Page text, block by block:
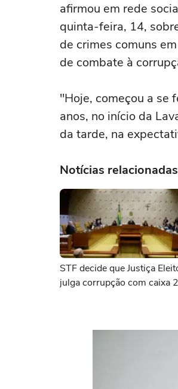
afirmou em rede
quinta-feira, 14,
de crimes comuns
de combate à
"Hoje, começou a se
anos, no início da
da tarde, na
Notícias relacionadas
STF decide que Justiça
julga corrupção com caixa 2